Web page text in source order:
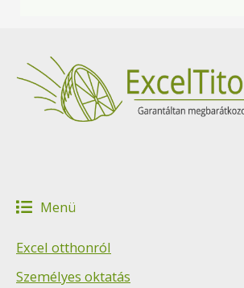
Menü
Excel otthonról
Személyes oktatás